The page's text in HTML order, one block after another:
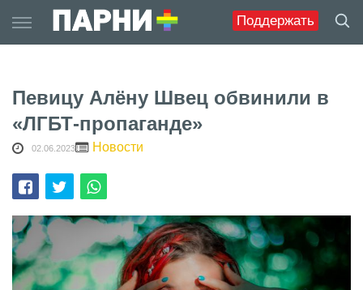
Поддержать
to
content
Певицу Алёну Швец обвинили в
«ЛГБТ-пропаганде»
02.06.2023 Новости